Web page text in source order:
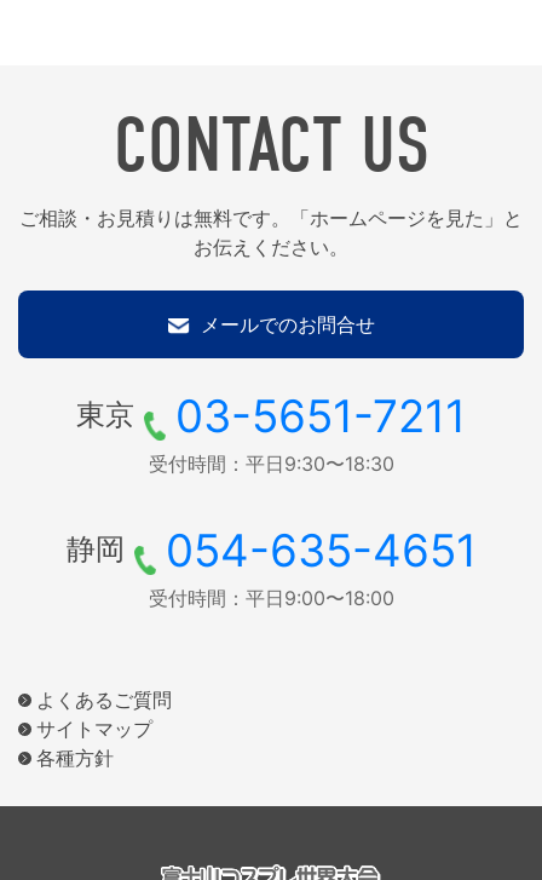
CONTACT US
ご相談・お見積りは無料です。「ホームページを見た」と
お伝えください。
メールでのお問合せ
東京 03-5651-7211
受付時間：平日9:30〜18:30
静岡 054-635-4651
受付時間：平日9:00〜18:00
よくあるご質問
サイトマップ
各種方針